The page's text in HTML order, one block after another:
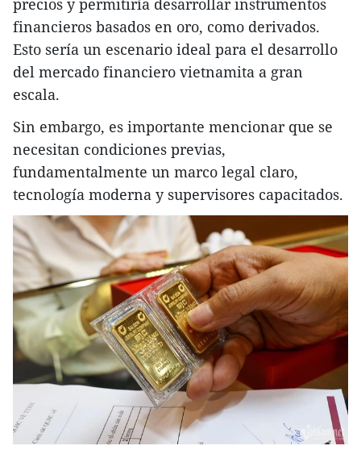
precios y permitiría desarrollar instrumentos
financieros basados en oro, como derivados.
Esto sería un escenario ideal para el desarrollo
del mercado financiero vietnamita a gran
escala.
Sin embargo, es importante mencionar que se
necesitan condiciones previas,
fundamentalmente un marco legal claro,
tecnología moderna y supervisores capacitados.